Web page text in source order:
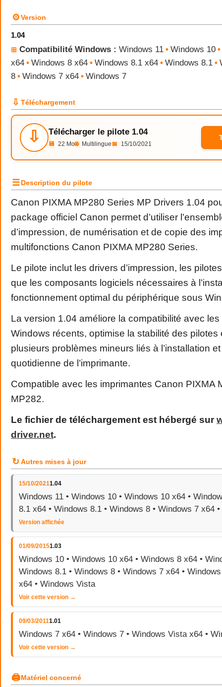
⚙Version
1.04
⊞ Compatibilité Windows : Windows 11 • Windows 10 •
x64 • Windows 8 x64 • Windows 8.1 x64 • Windows 8.1 •
8 • Windows 7 x64 • Windows 7
⇩ Téléchargement
⇩ Télécharger le pilote 1.04
💾 22 Mo🌐 Multilingue📅 15/10/2021
☰Description du pilote
Canon PIXMA MP280 Series MP Drivers 1.04
package officiel Canon permet d’utiliser
d’impression, de numérisation et de copie des
multifonctions Canon PIXMA MP280 Series.
Le pilote inclut les drivers d’impression, les
que les composants logiciels nécessaires à
fonctionnement optimal du périphérique sous
La version 1.04 améliore la compatibilité avec
Windows récents, optimise la stabilité des pilotes
plusieurs problèmes mineurs liés à l’installation et
quotidienne de l’imprimante.
Compatible avec les imprimantes Canon PIXMA
MP282.
Le fichier de téléchargement est hébergé sur
driver.net.
↻ Autres mises à jour
15/10/20211.04
Windows 11 • Windows 10 • Windows 10 x64 •
8.1 x64 • Windows 8.1 • Windows 8 • Windows 7 x64
Version affichée
01/09/20151.03
Windows 10 • Windows 10 x64 • Windows 8 x64 •
Windows 8.1 • Windows 8 • Windows 7 x64 •
x64 • Windows Vista
Voir cette version →
09/03/20111.01
Windows 7 x64 • Windows 7 • Windows Vista x64 •
Voir cette version →
🖨Matériel concerné